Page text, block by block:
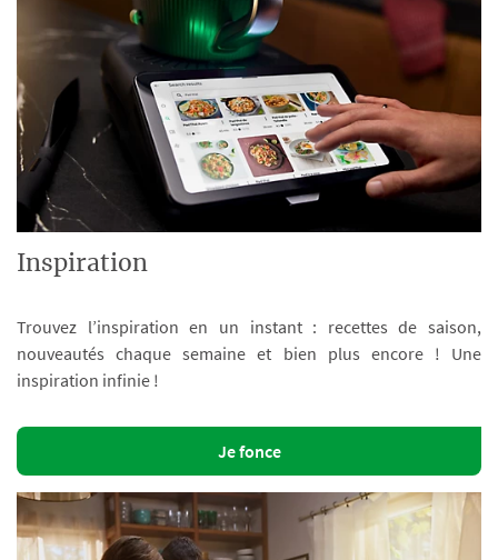
Inspiration
Trouvez l’inspiration en un instant : recettes de saison,
nouveautés chaque semaine et bien plus encore ! Une
inspiration infinie !
Je fonce